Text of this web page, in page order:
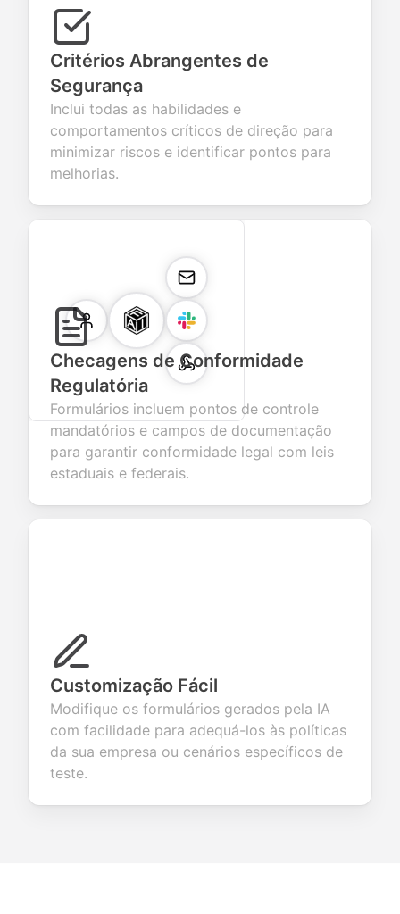
Critérios Abrangentes de
Segurança
Inclui todas as habilidades e
comportamentos críticos de direção para
minimizar riscos e identificar pontos para
melhorias.
Checagens de Conformidade
Regulatória
Formulários incluem pontos de controle
mandatórios e campos de documentação
para garantir conformidade legal com leis
estaduais e federais.
Customização Fácil
Modifique os formulários gerados pela IA
com facilidade para adequá-los às políticas
da sua empresa ou cenários específicos de
teste.